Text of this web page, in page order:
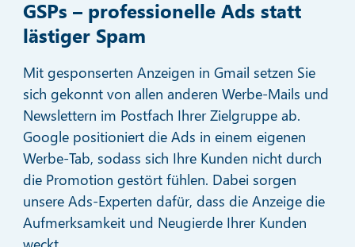
GSPs – professionelle Ads statt
lästiger Spam
Mit gesponserten Anzeigen in Gmail setzen Sie
sich gekonnt von allen anderen Werbe-Mails und
Newslettern im Postfach Ihrer Zielgruppe ab.
Google positioniert die Ads in einem eigenen
Werbe-Tab, sodass sich Ihre Kunden nicht durch
die Promotion gestört fühlen. Dabei sorgen
unsere Ads-Experten dafür, dass die Anzeige die
Aufmerksamkeit und Neugierde Ihrer Kunden